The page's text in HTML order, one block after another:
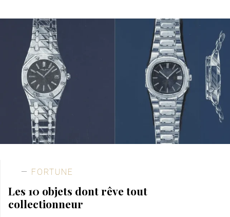
FORTUNE
Les 10 objets dont rêve tout
collectionneur